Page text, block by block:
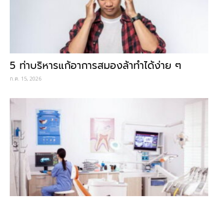
5 ท่าบริหารแก้อาการสมองล้าทำได้ง่าย ๆ
ก.ค. 15, 2026